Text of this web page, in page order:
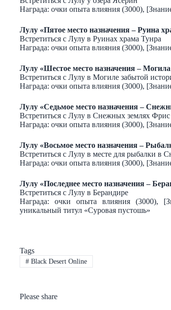
Награда: очки опыта влияния (3000),
Лулу «Пятое место назначения – Руина
Встретиться с Лулу в Руинах храма Тунра
Награда: очки опыта влияния (3000),
Лулу «Шестое место назначения –
Встретиться с Лулу в Могиле забытой
Награда: очки опыта влияния (3000),
Лулу «Седьмое место назначения –
Встретиться с Лулу в Снежных землях Фрис
Награда: очки опыта влияния (3000),
Лулу «Восьмое место назначения –
Встретиться с Лулу в месте для рыбалки в
Награда: очки опыта влияния (3000),
Лулу «Последнее место назначения –
Встретиться с Лулу в Берандире
Награда: очки опыта влияния (3000),
уникальный титул «Суровая пустошь»
Tags
#Black Desert Online
Please share